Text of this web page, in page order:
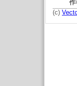
作
(c)